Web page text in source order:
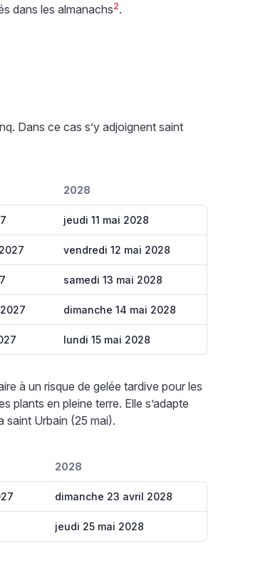
dans les almanachs2.
Dans ce cas s’y adjoignent saint
2028
jeudi 11 mai 2028
vendredi 12 mai 2028
samedi 13 mai 2028
dimanche 14 mai 2028
lundi 15 mai 2028
à un risque de gelée tardive pour les
plants en pleine terre. Elle s’adapte
saint Urbain (25 mai).
2028
dimanche 23 avril 2028
jeudi 25 mai 2028